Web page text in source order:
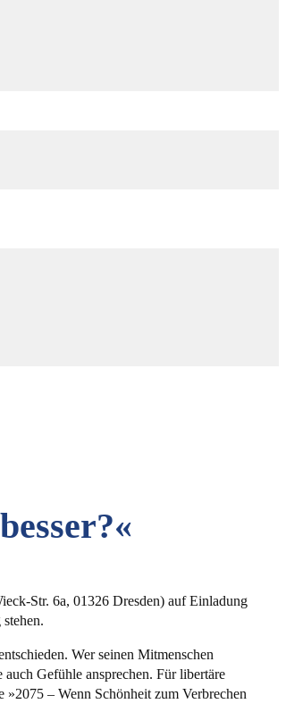
Str. 6a, 01326 Dresden) auf Einladung
Wer seinen Mitmenschen
Gefühle ansprechen. Für libertäre
– Wenn Schönheit zum Verbrechen